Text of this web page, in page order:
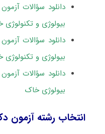
بیولوژی و
بیولوژی و
بیولوژی خاک
انتخاب رشته آزمون